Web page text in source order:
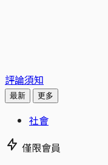
評論須知
最新 更多
社會
僅限會員